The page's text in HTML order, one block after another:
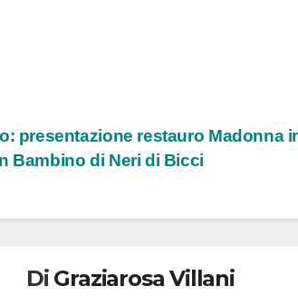
presentazione restauro Madonna
Bambino di Neri di Bicci
Di Graziarosa Villani